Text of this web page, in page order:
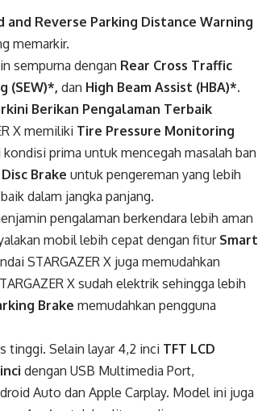
and Reverse Parking Distance Warning
memarkir.
sempurna dengan Rear Cross Traffic
(SEW)*, dan High Beam Assist (HBA)*.
Berikan Pengalaman Terbaik
X memiliki Tire Pressure Monitoring
prima untuk mencegah masalah ban
Brake untuk pengereman yang lebih
dalam jangka panjang.
pengalaman berkendara lebih aman
mobil lebih cepat dengan fiturSmart
STARGAZER X juga memudahkan
X sudah elektrik sehingga lebih
Brake memudahkan pengguna
tinggi. Selain layar 4,2 inci TFT LCD
dengan USB Multimedia Port,
Auto dan Apple Carplay. Model ini juga